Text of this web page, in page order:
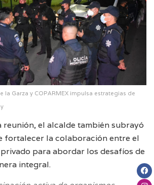
la Garza y COPARMEX impulsa estrategias de
reunión, el alcalde también subrayó
fortalecer la colaboración entre el
para abordar los desafíos de
integral.